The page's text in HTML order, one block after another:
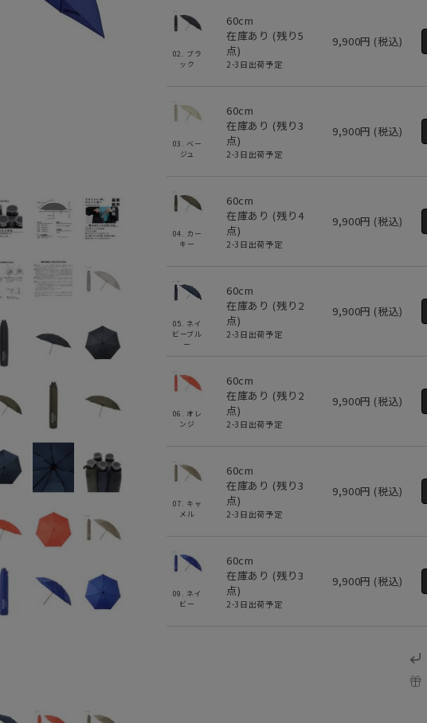
02. ブラ
ック
60cm
在庫あり (残り5
点)
2-3日出荷予定
9,900円 (税込)
03. ベー
ジュ
60cm
在庫あり (残り3
点)
2-3日出荷予定
9,900円 (税込)
04. カー
キー
60cm
在庫あり (残り 4
点)
2-3日出荷予定
9,900円 (税込)
05. ネイ
ビーブル
ー
60cm
在庫あり (残り 2
点)
2-3日出荷予定
9,900円 (税込)
06. オレ
ンジ
60cm
在庫あり (残り 2
点)
2-3日出荷予定
9,900円 (税込)
07. キャ
メル
60cm
在庫あり (残り3
点)
2-3日出荷予定
9,900円 (税込)
09. ネイ
ビー
60cm
在庫あり (残り3
点)
2-3日出荷予定
9,900円 (税込)